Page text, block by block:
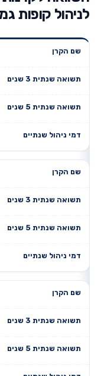
לניהול קופות
שנים